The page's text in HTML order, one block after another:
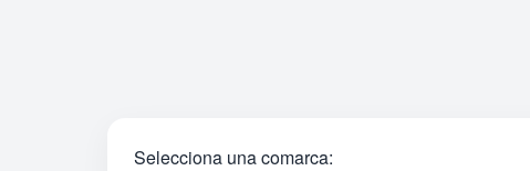
Selecciona una comarca: